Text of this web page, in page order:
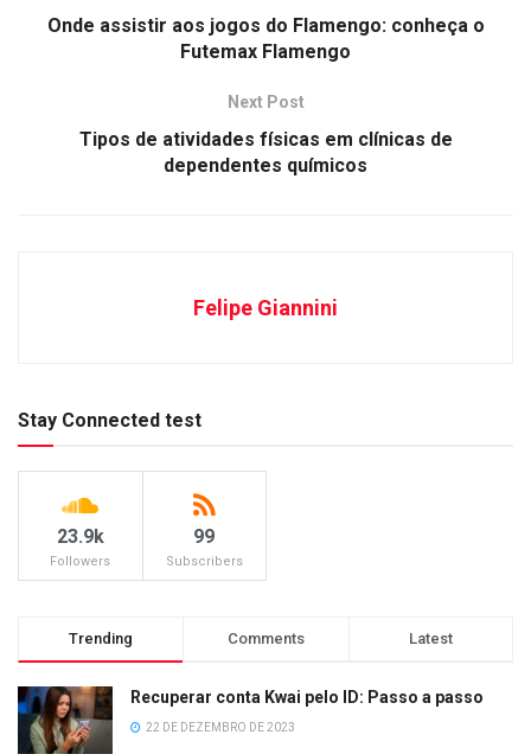
Onde assistir aos jogos do Flamengo: conheça o
Futemax Flamengo
Next Post
Tipos de atividades físicas em clínicas de
dependentes químicos
Felipe Giannini
Stay Connected test
23.9k
Followers
99
Subscribers
Trending Comments Latest
Recuperar conta Kwai pelo ID: Passo a passo
22 DE DEZEMBRO DE 2023